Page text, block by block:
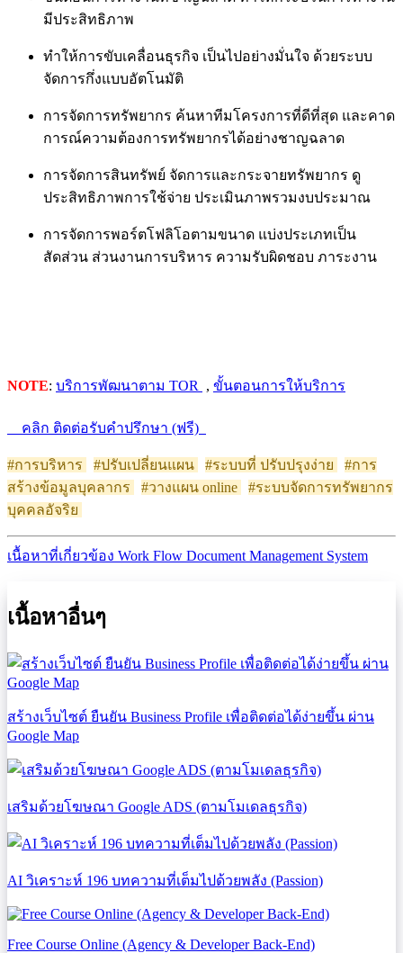
มีประสิทธิภาพ
ทำให้การขับเคลื่อนธุรกิจ เป็นไปอย่างมั่นใจ ด้วยระบบ
จัดการกึ่งแบบอัตโนมัติ
การจัดการทรัพยากร ค้นหาทีมโครงการที่ดีที่สุด และคาด
การณ์ความต้องการทรัพยากรได้อย่างชาญฉลาด
การจัดการสินทรัพย์ จัดการและกระจายทรัพยากร ดู
ประสิทธิภาพการใช้จ่าย ประเมินภาพรวมงบประมาณ
การจัดการพอร์ตโฟลิโอตามขนาด แบ่งประเภทเป็น
สัดส่วน ส่วนงานการบริหาร ความรับผิดชอบ ภาระงาน
NOTE: บริการพัฒนาตาม TOR , ขั้นตอนการให้บริการ
คลิก ติดต่อรับคำปรึกษา (ฟรี)
#การบริหาร #ปรับเปลี่ยนแผน #ระบบที่ ปรับปรุงง่าย
#การ
สร้างข้อมูลบุคลากร
#วางแผน online
#ระบบจัดการทรัพยากร
บุคคลอัจริย
เนื้อหาที่เกี่ยวข้อง Work Flow Document Management System
เนื้อหาอื่นๆ
สร้างเว็บไซต์ ยืนยัน Business Profile เพื่อติดต่อได้ง่ายขึ้น ผ่าน
Google Map
เสริมด้วยโฆษณา Google ADS (ตามโมเดลธุรกิจ)
AI วิเคราะห์ 196 บทความที่เต็มไปด้วยพลัง (Passion)
Free Course Online (Agency & Developer Back-End)